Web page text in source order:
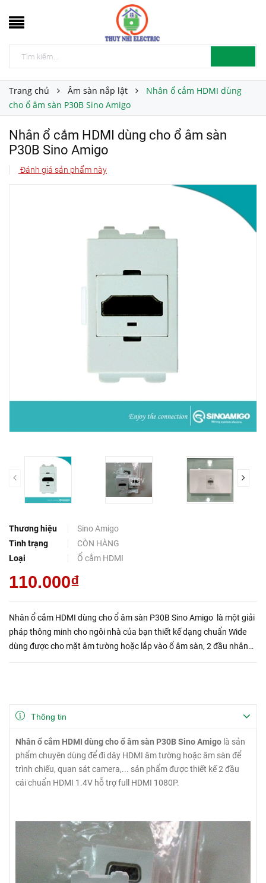
Trang chủ Âm sàn nắp lật
Nhân ổ cắm HDMI dùng
cho ổ âm sàn P30B Sino Amigo
Nhân ổ cắm HDMI dùng cho ổ âm sàn
P30B Sino Amigo
Đánh giá sản phẩm này
prev
Thương hiệu
Sino Amigo
Tình trạng
CÒN HÀNG
Loại
Ổ cắm HDMI
110.000₫
Nhân ổ cắm HDMI dùng cho ổ âm sàn P30B Sino Amigo là một giải
pháp thông minh cho ngôi nhà của bạn thiết kế dạng chuẩn Wide
dùng được cho mặt âm tường hoặc lắp vào ổ âm sàn, 2 đầu nhân
Thông tin
Nhân ổ cắm HDMI dùng cho ổ âm sàn P30B Sino Amigo là sản
phẩm chuyên dùng để đi dây HDMI âm tường hoặc âm sàn để
trình chiếu, quan sát camera,... sản phẩm được thiết kế 2 đầu
cái chuẩn HDMI 1.4V hỗ trợ full HDMI 1080P.